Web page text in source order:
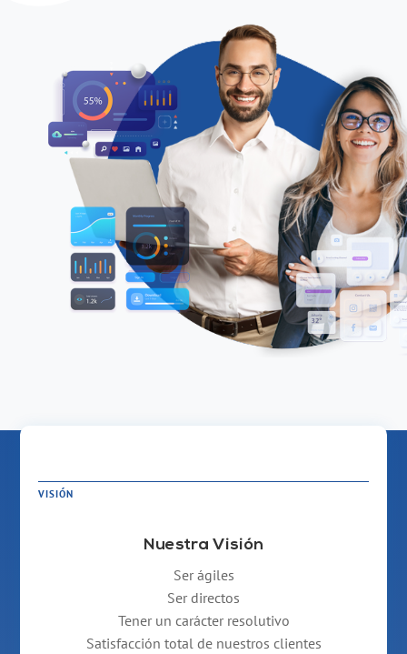
VISIÓN
Nuestra Visión
Ser ágiles
Ser directos
Tener un carácter resolutivo
Satisfacción total de nuestros clientes